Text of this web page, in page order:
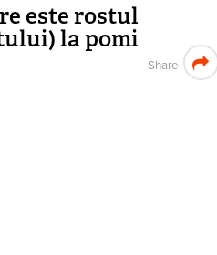
este rostul
la pomi
Share